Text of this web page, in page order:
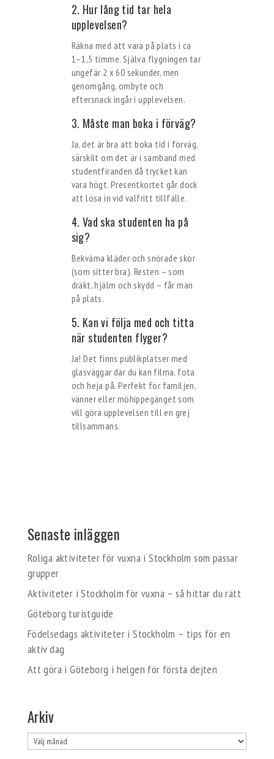
2. Hur lång tid tar hela
upplevelsen?
Räkna med att vara på plats i ca
1–1,5 timme. Själva flygningen tar
ungefär 2 x 60 sekunder, men
genomgång, ombyte och
eftersnack ingår i upplevelsen.
3. Måste man boka i förväg?
Ja, det är bra att boka tid i förväg,
särskilt om det är i samband med
studentfiranden då trycket kan
vara högt. Presentkortet går dock
att lösa in vid valfritt tillfälle.
4. Vad ska studenten ha på
sig?
Bekväma kläder och snörade skor
(som sitter bra). Resten – som
dräkt, hjälm och skydd – får man
på plats.
5. Kan vi följa med och titta
när studenten flyger?
Ja! Det finns publikplatser med
glasväggar där du kan filma, fota
och heja på. Perfekt för familjen,
vänner eller möhippegänget som
vill göra upplevelsen till en grej
tillsammans.
Senaste inläggen
Roliga aktiviteter för vuxna i Stockholm som passar
grupper
Aktiviteter i Stockholm för vuxna – så hittar du rätt
Göteborg turistguide
Födelsedags aktiviteter i Stockholm – tips för en
aktiv dag
Att göra i Göteborg i helgen för första dejten
Arkiv
Arkiv